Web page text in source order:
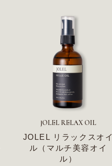
JOLEL RELAX OIL
JOLEL リラックスオイ
ル（マルチ美容オイ
ル）